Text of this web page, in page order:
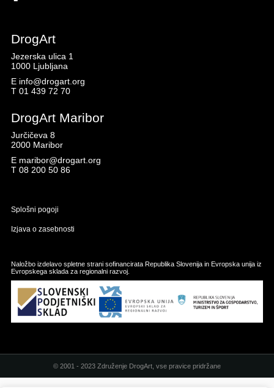
DrogArt
Jezerska ulica 1
1000 Ljubljana
E info@drogart.org
T 01 439 72 70
DrogArt Maribor
Jurčičeva 8
2000 Maribor
E maribor@drogart.org
T 08 200 50 86
Splošni pogoji
Izjava o zasebnosti
Naložbo izdelavo spletne strani sofinancirata Republika Slovenija in Evropska unija iz
Evropskega sklada za regionalni razvoj.
© 2001 - 2023 Združenje DrogArt, vse pravice pridržane